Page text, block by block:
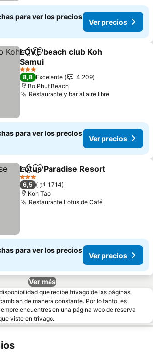
para ver los precios
Ver precios
CompartirAñadir a favoritos
LOVE beach club Koh
Samui
Ver precios
3 Estrellas
8,8 Excelente
4.209
Bo Phut Beach
Restaurante y bar al aire libreVer precios
para ver los precios
Ver precios
CompartirAñadir a favoritos
Lotus Paradise Resort
3 Estrellas
6,5
1.714
Koh Tao
Restaurante Lotus de CaféVer precios
para ver los precios
Ver precios
Ver más
que recibe trivago de las páginas
de manera constante. Por lo tanto, es
encuentres en una página web de reserva
viste en trivago.